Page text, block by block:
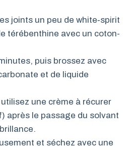
joints un peu de white‑spirit
térébenthine avec un coton-
puis brossez avec
et de liquide
une crème à récurer
après le passage du solvant
et séchez avec une